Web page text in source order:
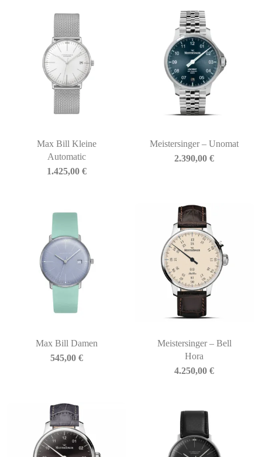
Max Bill Kleine
Automatic
1.425,00 €
Meistersinger – Unomat
2.390,00€
Max Bill Damen
545,00 €
Meistersinger – Bell
Hora
4.250,00€